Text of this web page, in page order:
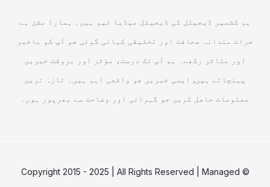
ہم کشمیر ڈیجیٹل کی ڈیجیٹل میڈیا ٹیم ہیں۔ ہمارا مشن ہے
جرات مندانہ صحافت اور تخلیقی کہانی گوئی جو آپ کو باخبر
اور متاثر رکھے۔ ہم آپ تک درست، مؤثر اور بروقت خبریں
پہنچاتے ہیں, ایسی خبریں جو واقعی اہم ہیں۔ تازہ ترین
معلومات حاصل کریں جو گہرائی اور وضاحت سے بھرپور ہوں۔
© Copyright 2015 - 2025 | All Rights Reserved | Managed